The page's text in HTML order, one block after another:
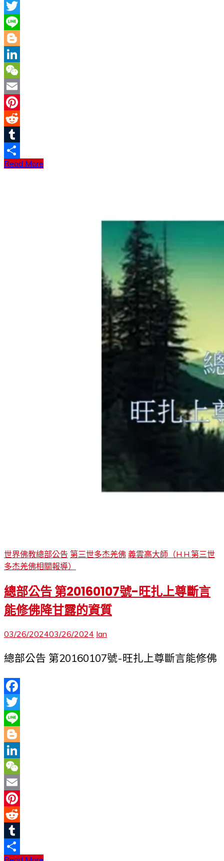
Facebook
Twitter
Line
Blogger
LinkedIn
WeChat
Email
Pinterest
Reddit
Tumblr
分
Read More
世界佛教總部公告 第三世多杰羌佛 義雲高大師（H.H.第三世
多杰羌佛相關報導）
總部公告 第20160107號-旺扎上尊斷言
能修佛降甘露的資質
03/26/202403/26/2024 Ian
總部公告 第20160107號-旺扎上尊斷言能修佛
Facebook
Twitter
Line
Blogger
LinkedIn
WeChat
Email
Pinterest
Reddit
Tumblr